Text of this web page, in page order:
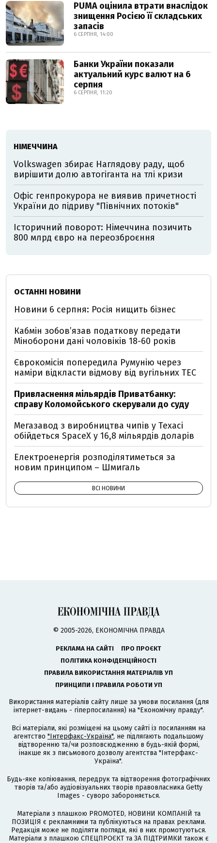
PUMA оцінила втрати внаслідок
знищення Росією її складських
запасів
6 СЕРПНЯ, 14:00
Банки України показали
актуальний курс валют на 6
серпня
6 СЕРПНЯ, 11:20
НІМЕЧЧИНА
Volkswagen збирає Наглядову раду, щоб
вирішити долю автогіганта на тлі кризи
Офіс генпрокурора не виявив причетності
України до підриву "Північних потоків"
Історичний поворот: Німеччина позичить
800 млрд євро на переозброєння
ОСТАННІ НОВИНИ
Новини 6 серпня: Росія нищить бізнес
Кабмін зобовʼязав податкову передати
Міноборони дані чоловіків 18-60 років
Єврокомісія попередила Румунію через
наміри відкласти відмову від вугільних ТЕС
Привласнення мільярдів Приватбанку:
справу Коломойського скерували до суду
Мегазавод з виробництва чипів у Техасі
обійдеться SpaceX у 16,8 мільярдів доларів
Електроенергія розподілятиметься за
новим принципом – Шмигаль
ВСІ НОВИНИ
© 2005-2026, ЕКОНОМІЧНА ПРАВДА
РЕКЛАМА НА САЙТІ
ПРО ПРОЄКТ
ПОЛІТИКА КОНФІДЕНЦІЙНОСТІ
ПРАВИЛА ВИКОРИСТАННЯ МАТЕРІАЛІВ УП
ПРИНЦИПИ І ПРАВИЛА РОБОТИ УП
Використання матеріалів сайту лише за умови посилання (для
інтернет-видань - гіперпосилання) на "Економічну правду".
Всі матеріали, які розміщені на цьому сайті із посиланням на
агентство "Інтерфакс-Україна", не підлягають подальшому
відтворенню та/чи розповсюдженню в будь-якій формі,
інакше як з письмового дозволу агентства "Інтерфакс-
Україна".
Будь-яке копіювання, передрук та відтворення фотографічних
творів та/або аудіовізуальних творів правовласника Getty
Images - суворо забороняється.
Матеріали з плашкою PROMOTED, НОВИНИ КОМПАНІЙ та
ПОЗИЦІЯ є рекламними та публікуються на правах реклами.
Редакція може не поділяти погляди, які в них промотуються.
Матеріали з плашкою СПЕЦПРОЄКТ та ЗА ПІДТРИМКИ також є